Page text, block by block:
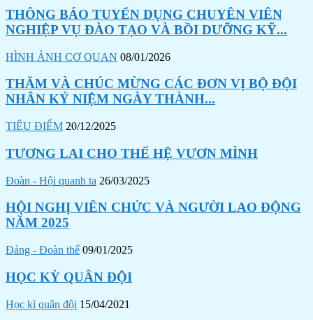
THÔNG BÁO TUYỂN DỤNG CHUYÊN VIÊN
NGHIỆP VỤ ĐÀO TẠO VÀ BỒI DƯỠNG KỸ...
HÌNH ẢNH CƠ QUAN 08/01/2026
THĂM VÀ CHÚC MỪNG CÁC ĐƠN VỊ BỘ ĐỘI
NHÂN KỶ NIỆM NGÀY THÀNH...
TIÊU ĐIỂM 20/12/2025
TƯƠNG LAI CHO THẾ HỆ VƯƠN MÌNH
Đoàn - Hội quanh ta 26/03/2025
HỘI NGHỊ VIÊN CHỨC VÀ NGƯỜI LAO ĐỘNG
NĂM 2025
Đảng - Đoàn thể 09/01/2025
HỌC KỲ QUÂN ĐỘI
Học kì quân đội 15/04/2021